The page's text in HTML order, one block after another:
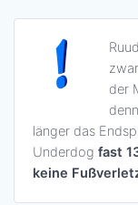
der
länger das
Underdog fast
keine